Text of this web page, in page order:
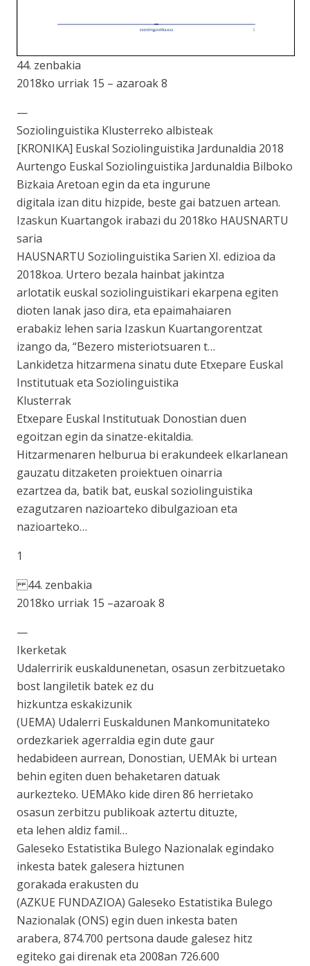
44. zenbakia
2018ko urriak 15 – azaroak 8
—
Soziolinguistika Klusterreko albisteak
[KRONIKA] Euskal Soziolinguistika Jardunaldia 2018
Aurtengo Euskal Soziolinguistika Jardunaldia Bilboko
Bizkaia Aretoan egin da eta ingurune
digitala izan ditu hizpide, beste gai batzuen artean.
Izaskun Kuartangok irabazi du 2018ko HAUSNARTU
saria
HAUSNARTU Soziolinguistika Sarien XI. edizioa da
2018koa. Urtero bezala hainbat jakintza
arlotatik euskal soziolinguistikari ekarpena egiten
dioten lanak jaso dira, eta epaimahaiaren
erabakiz lehen saria Izaskun Kuartangorentzat
izango da, “Bezero misteriotsuaren t…
Lankidetza hitzarmena sinatu dute Etxepare Euskal
Institutuak eta Soziolinguistika
Klusterrak
Etxepare Euskal Institutuak Donostian duen
egoitzan egin da sinatze-ekitaldia.
Hitzarmenaren helburua bi erakundeek elkarlanean
gauzatu ditzaketen proiektuen oinarria
ezartzea da, batik bat, euskal soziolinguistika
ezagutzaren nazioarteko dibulgazioan eta
nazioarteko…
1
44. zenbakia
2018ko urriak 15 –azaroak 8
—
Ikerketak
Udalerririk euskaldunenetan, osasun zerbitzuetako
bost langiletik batek ez du
hizkuntza eskakizunik
(UEMA) Udalerri Euskaldunen Mankomunitateko
ordezkariek agerraldia egin dute gaur
hedabideen aurrean, Donostian, UEMAk bi urtean
behin egiten duen behaketaren datuak
aurkezteko. UEMAko kide diren 86 herrietako
osasun zerbitzu publikoak aztertu dituzte,
eta lehen aldiz famil…
Galeseko Estatistika Bulego Nazionalak egindako
inkesta batek galesera hiztunen
gorakada erakusten du
(AZKUE FUNDAZIOA) Galeseko Estatistika Bulego
Nazionalak (ONS) egin duen inkesta baten
arabera, 874.700 pertsona daude galesez hitz
egiteko gai direnak eta 2008an 726.600